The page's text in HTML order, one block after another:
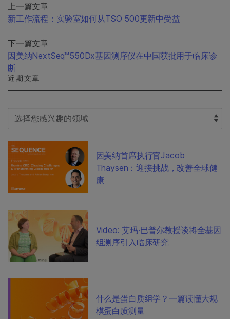
上一篇文章
新工作流程：实验室如何从TSO 500更新中受益
下一篇文章
因美纳NextSeq™550Dx基因测序仪在中国获批用于临床诊
断
近期文章
Select Filter
因美纳首席执行官Jacob
Thaysen：迎接挑战，改善全球健
康
Video: 艾玛·巴普尔教授谈将全基因
组测序引入临床研究
什么是蛋白质组学？一篇读懂大规
模蛋白质测量